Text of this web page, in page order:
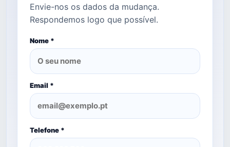
Envie-nos os dados da mudança.
Respondemos logo que possível.
Nome *
Email *
Telefone *